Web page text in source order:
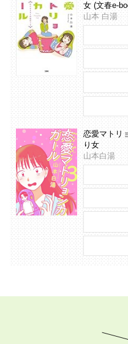
女 (文春e-
山本 白湯
恋愛マトリ
り女
山本白湯
あなたの「描きた